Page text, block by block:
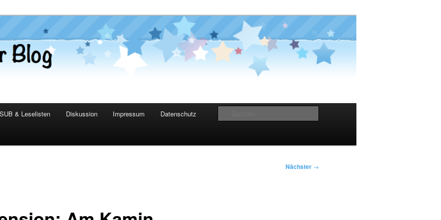
Blog
SUB & Leselisten Diskussion Impressum Datenschutz
Nächster →